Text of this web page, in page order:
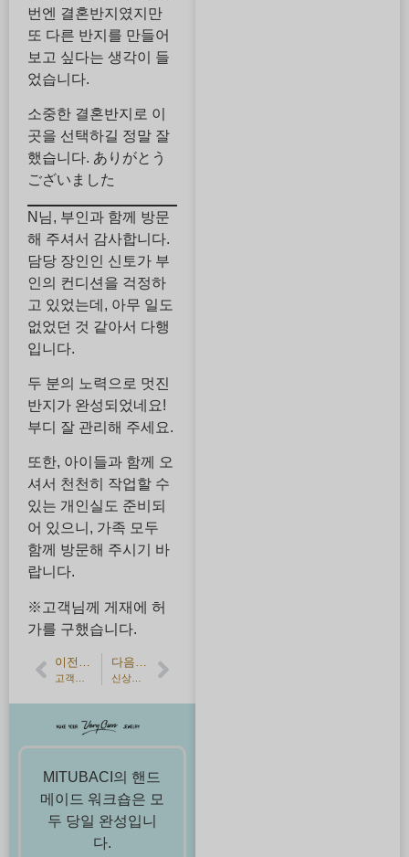
번엔 결혼반지였지만
또 다른 반지를 만들어
보고 싶다는 생각이 들
었습니다.
소중한 결혼반지로 이
곳을 선택하길 정말 잘
했습니다. ありがとう
ございました
N님, 부인과 함께 방문
해 주셔서 감사합니다.
담당 장인인 신토가 부
인의 컨디션을 걱정하
고 있었는데, 아무 일도
없었던 것 같아서 다행
입니다.
두 분의 노력으로 멋진
반지가 완성되었네요!
부디 잘 관리해 주세요.
또한, 아이들과 함께 오
셔서 천천히 작업할 수
있는 개인실도 준비되
어 있으니, 가족 모두
함께 방문해 주시기 바
랍니다.
※고객님께 게재에 허
가를 구했습니다.
이전 기사 다음 기사
MITUBACI의 핸드
메이드 워크숍은 모
두 당일 완성입니
다.